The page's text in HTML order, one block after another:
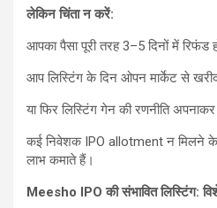
लेकिन चिंता न करें:
आपका पैसा पूरी तरह 3–5 दिनों में रिफंड
आप लिस्टिंग के दिन ओपन मार्केट से
या फिर लिस्टिंग गेन की रणनीति
कई निवेशक IPO allotment न मिलने के
लाभ कमाते हैं।
Meesho IPO की संभावित लिस्टिंग: